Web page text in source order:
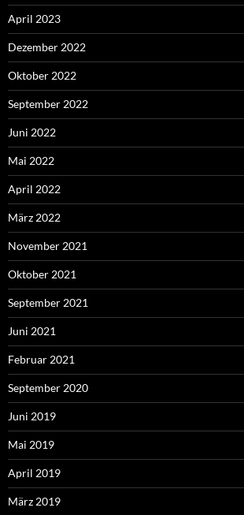
April 2023
Dezember 2022
Oktober 2022
September 2022
Juni 2022
Mai 2022
April 2022
März 2022
November 2021
Oktober 2021
September 2021
Juni 2021
Februar 2021
September 2020
Juni 2019
Mai 2019
April 2019
März 2019